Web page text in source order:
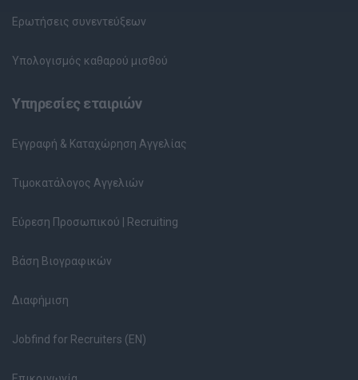
Ερωτήσεις συνεντεύξεων
Υπολογισμός καθαρού μισθού
Υπηρεσίες εταιριών
Εγγραφή & Καταχώρηση Αγγελίας
Τιμοκατάλογος Αγγελιών
Εύρεση Προσωπικού | Recruiting
Βάση Βιογραφικών
Διαφήμιση
Jobfind for Recruiters (EN)